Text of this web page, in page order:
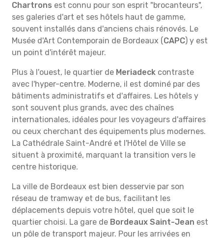
Chartrons est connu pour son esprit "brocanteurs",
ses galeries d'art et ses hôtels haut de gamme,
souvent installés dans d'anciens chais rénovés. Le
Musée d'Art Contemporain de Bordeaux (CAPC) y est
un point d'intérêt majeur.
Plus à l'ouest, le quartier de Meriadeck contraste
avec l'hyper-centre. Moderne, il est dominé par des
bâtiments administratifs et d'affaires. Les hôtels y
sont souvent plus grands, avec des chaînes
internationales, idéales pour les voyageurs d'affaires
ou ceux cherchant des équipements plus modernes.
La Cathédrale Saint-André et l'Hôtel de Ville se
situent à proximité, marquant la transition vers le
centre historique.
La ville de Bordeaux est bien desservie par son
réseau de tramway et de bus, facilitant les
déplacements depuis votre hôtel, quel que soit le
quartier choisi. La gare de Bordeaux Saint-Jean est
un pôle de transport majeur. Pour les arrivées en